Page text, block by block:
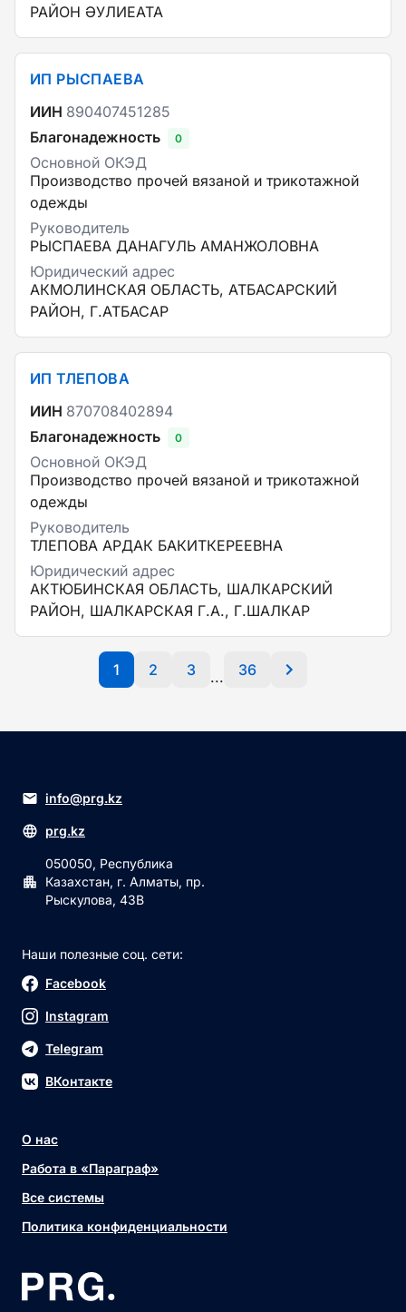
РАЙОН ӘУЛИЕАТА
ИП РЫСПАЕВА
ИИН 890407451285
Благонадежность
0
Основной ОКЭД
Производство прочей вязаной и трикотажной
одежды
Руководитель
РЫСПАЕВА ДАНАГУЛЬ АМАНЖОЛОВНА
Юридический адрес
АКМОЛИНСКАЯ ОБЛАСТЬ, АТБАСАРСКИЙ
РАЙОН, Г.АТБАСАР
ИП ТЛЕПОВА
ИИН 870708402894
Благонадежность
0
Основной ОКЭД
Производство прочей вязаной и трикотажной
одежды
Руководитель
ТЛЕПОВА АРДАК БАКИТКЕРЕЕВНА
Юридический адрес
АКТЮБИНСКАЯ ОБЛАСТЬ, ШАЛКАРСКИЙ
РАЙОН, ШАЛКАРСКАЯ Г.А., Г.ШАЛКАР
1 2 3 ... 36
info@prg.kz
prg.kz
050050, Республика
Казахстан, г. Алматы, пр.
Рыскулова, 43В
Наши полезные соц. сети:
Facebook
Instagram
Telegram
ВКонтакте
О нас
Работа в «Параграф»
Все системы
Политика конфиденциальности